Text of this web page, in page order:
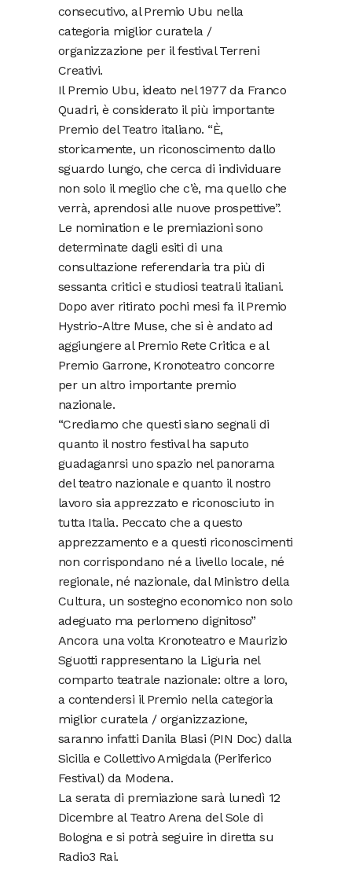
consecutivo, al Premio Ubu nella
categoria miglior curatela /
organizzazione per il festival Terreni
Creativi.
Il Premio Ubu, ideato nel 1977 da Franco
Quadri, è considerato il più importante
Premio del Teatro italiano. “È,
storicamente, un riconoscimento dallo
sguardo lungo, che cerca di individuare
non solo il meglio che c’è, ma quello che
verrà, aprendosi alle nuove prospettive”.
Le nomination e le premiazioni sono
determinate dagli esiti di una
consultazione referendaria tra più di
sessanta critici e studiosi teatrali italiani.
Dopo aver ritirato pochi mesi fa il Premio
Hystrio-Altre Muse, che si è andato ad
aggiungere al Premio Rete Critica e al
Premio Garrone, Kronoteatro concorre
per un altro importante premio
nazionale.
“Crediamo che questi siano segnali di
quanto il nostro festival ha saputo
guadaganrsi uno spazio nel panorama
del teatro nazionale e quanto il nostro
lavoro sia apprezzato e riconosciuto in
tutta Italia. Peccato che a questo
apprezzamento e a questi riconoscimenti
non corrispondano né a livello locale, né
regionale, né nazionale, dal Ministro della
Cultura, un sostegno economico non solo
adeguato ma perlomeno dignitoso”
Ancora una volta Kronoteatro e Maurizio
Sguotti rappresentano la Liguria nel
comparto teatrale nazionale: oltre a loro,
a contendersi il Premio nella categoria
miglior curatela / organizzazione,
saranno infatti Danila Blasi (PIN Doc) dalla
Sicilia e Collettivo Amigdala (Periferico
Festival) da Modena.
La serata di premiazione sarà lunedì 12
Dicembre al Teatro Arena del Sole di
Bologna e si potrà seguire in diretta su
Radio3 Rai.